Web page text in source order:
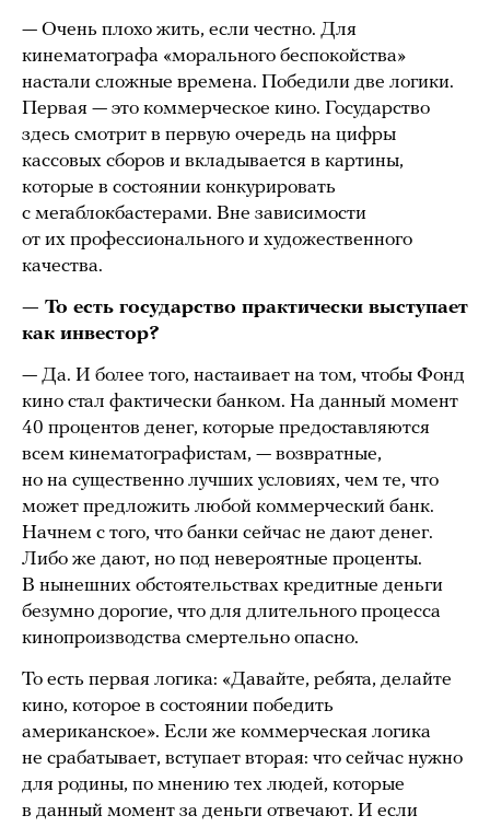
— Очень плохо жить, если честно. Для
кинематографа «морального беспокойства»
настали сложные времена. Победили две логики.
Первая — это коммерческое кино. Государство
здесь смотрит в первую очередь на цифры
кассовых сборов и вкладывается в картины,
которые в состоянии конкурировать
с мегаблокбастерами. Вне зависимости
от их профессионального и художественного
качества.
— То есть государство практически выступает
как инвестор?
— Да. И более того, настаивает на том, чтобы Фонд
кино стал фактически банком. На данный момент
40 процентов денег, которые предоставляются
всем кинематографистам, — возвратные,
но на существенно лучших условиях, чем те, что
может предложить любой коммерческий банк.
Начнем с того, что банки сейчас не дают денег.
Либо же дают, но под невероятные проценты.
В нынешних обстоятельствах кредитные деньги
безумно дорогие, что для длительного процесса
кинопроизводства смертельно опасно.
То есть первая логика: «Давайте, ребята, делайте
кино, которое в состоянии победить
американское». Если же коммерческая логика
не срабатывает, вступает вторая: что сейчас нужно
для родины, по мнению тех людей, которые
в данный момент за деньги отвечают. И если